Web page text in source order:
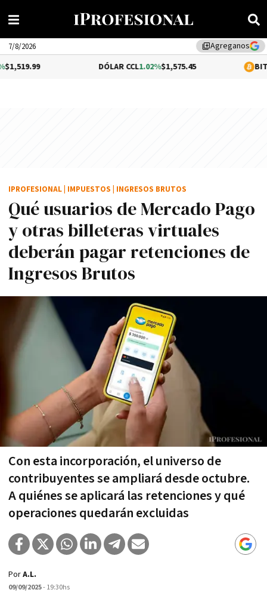
library_addAgreganos
7/8/2026
1.02%$1,575.45 0.2%
Qué usuarios de Mercado Pago
y otras billeteras virtuales
deberán pagar retenciones de
Ingresos Brutos
Con esta incorporación, el universo de
contribuyentes se ampliará desde octubre.
A quiénes se aplicará las retenciones y qué
operaciones quedarán excluidas
IPROFESIONAL IMPUESTOS INGRESOS BRUTOS
PorA.L.
09/09/2025- 19:30hs